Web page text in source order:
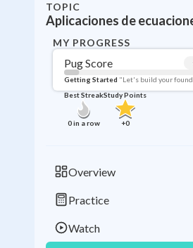
TOPIC
MY PROGRESS
Pug Score
Getting Started "Let's build your
Best Streak
0in a row
Study Points
+0
Overview
Practice
Watch